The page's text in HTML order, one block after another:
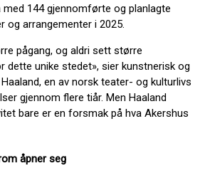
144 gjennomførte og planlagte
og arrangementer i 2025.
pågang, og aldri sett større
dette unike stedet», sier kunstnerisk og
en av norsk teater- og kulturlivs
gjennom flere tiår. Men Haaland
bare er en forsmak på hva Akershus
åpner seg